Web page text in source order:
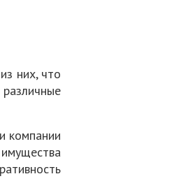
них, что
компании